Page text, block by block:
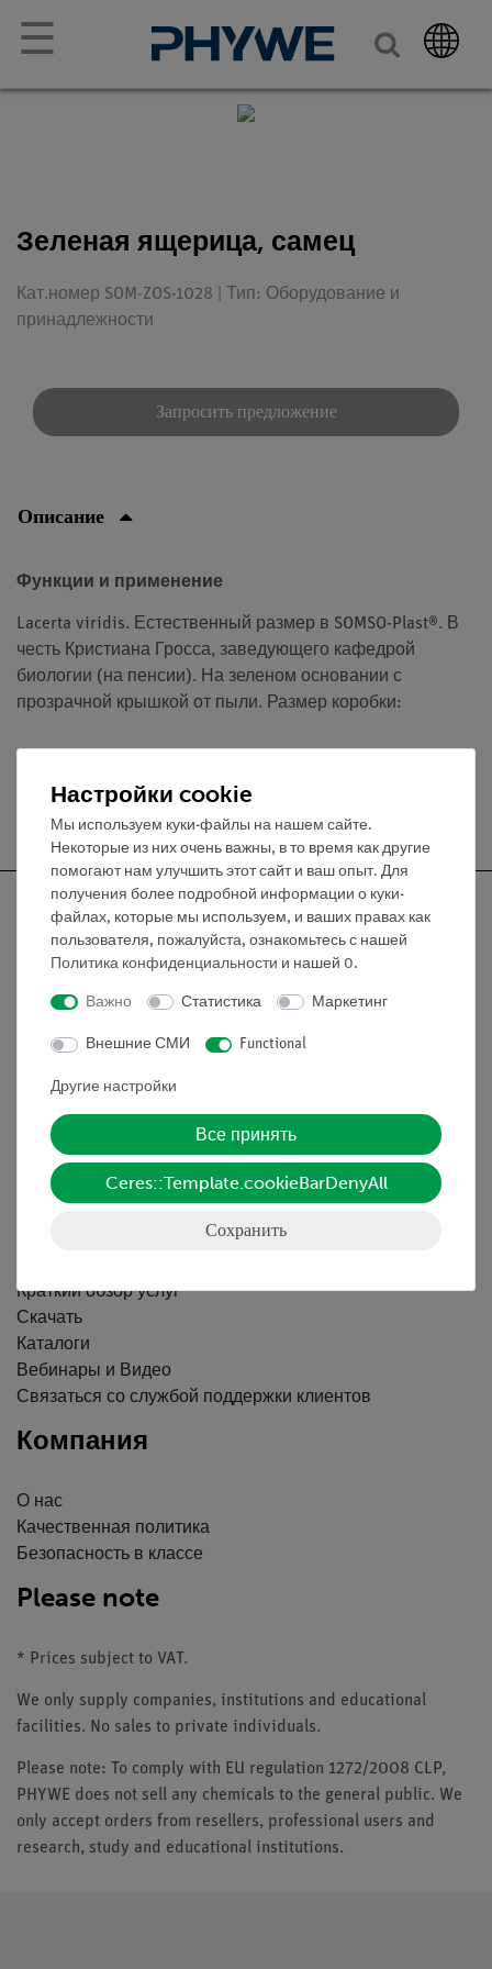
☰
Зеленая ящерица, самец
Кат.номер SOM-ZOS-1028 | Тип: Оборудование и
принадлежности
Запросить предложение
Описание
Функции и применение
Lacerta viridis. Естественный размер в SOMSO-Plast®. В
честь Кристиана Гросса, заведующего кафедрой
биологии (на пенсии). На зеленом основании с
прозрачной крышкой от пыли. Размер коробки:
Nach oben
Информация
Условия сотрудничества
Декларация о конфиденциальности
Вводные данные
Обслуживание
Краткий обзор услуг
Скачать
Каталоги
Вебинары и Видео
Связаться со службой поддержки клиентов
Компания
О нас
Качественная политика
Безопасность в классе
Please note
* Prices subject to VAT.
We only supply companies, institutions and educational
facilities. No sales to private individuals.
Please note: To comply with EU regulation 1272/2008 CLP,
PHYWE does not sell any chemicals to the general public. We
only accept orders from resellers, professional users and
research, study and educational institutions.
Настройки cookie
Мы используем куки-файлы на нашем сайте.
Некоторые из них очень важны, в то время как другие
помогают нам улучшить этот сайт и ваш опыт. Для
получения более подробной информации о куки-
файлах, которые мы используем, и ваших правах как
пользователя, пожалуйста, ознакомьтесь с нашей
Политика конфиденциальности и нашей 0.
Важно Статистика Маркетинг
Внешние СМИ Functional
Другие настройки
Все принять
Ceres::Template.cookieBarDenyAll
Сохранить